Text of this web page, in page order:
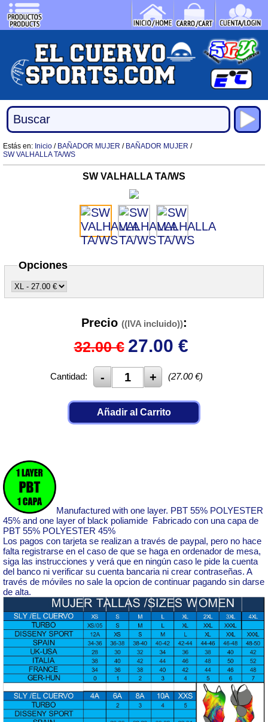
Estás en: Inicio / BAÑADOR MUJER / BAÑADOR MUJER /
SW VALHALLA TA/WS
SW VALHALLA TA/WS
Opciones
Precio ((IVA incluido)):
32.00 € 27.00 €
Cantidad: (27.00€)
Añadir al Carrito
Manufactured with one layer. PBT 55% POLYESTER
45% and one layer of black poliamide Fabricado con una capa de
PBT 55% POLYESTER 45%
Los pagos con tarjeta se realizan a través de paypal, pero no hace
falta registrarse en el caso de que se haga en ordenador de mesa,
siga las instrucciones y verá que en ningún caso le pide la cuenta
del banco ni verificar su cuenta bancaria ni crear contraseñas. A
través de móviles no sale la opcion de continuar pagando sin darse
de alta.